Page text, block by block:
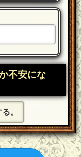
不安にな
。